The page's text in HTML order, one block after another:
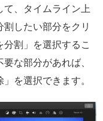
て、タイムライン上
したい部分をクリ
割」を選択するこ
な部分があれば、
を選択できます。